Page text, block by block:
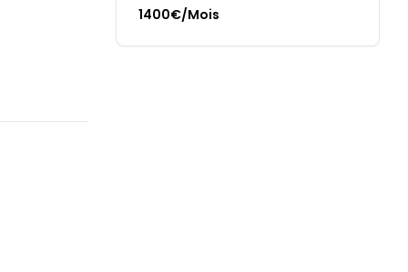
1400€/Mois